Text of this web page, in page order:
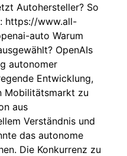
Autohersteller? So
https://www.all-
auto Warum
OpenAIs
autonomer
Entwicklung,
Mobilitätsmarkt zu
aus
Verständnis und
das autonome
Die Konkurrenz zu